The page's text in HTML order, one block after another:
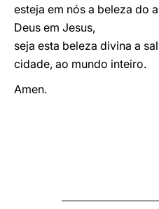
esteja em nós a beleza do
Deus em Jesus,
seja esta beleza divina a
cidade, ao mundo inteiro.
Amen.